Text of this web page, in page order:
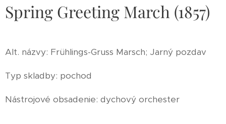
Spring Greeting March (1857)
Alt. názvy: Frühlings-Gruss Marsch; Jarný pozdav
Typ skladby: pochod
Nástrojové obsadenie: dychový orchester